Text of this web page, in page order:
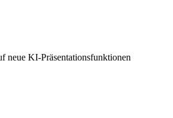
neue KI-Präsentationsfunktionen